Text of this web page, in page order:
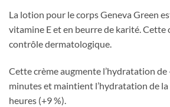
La lotion pour le corps Geneva Green
vitamine E et en beurre de karité. Cette
contrôle dermatologique.
Cette crème augmente l’hydratation de
minutes et maintient l’hydratation de
heures (+9 %).